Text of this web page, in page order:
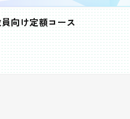
向け定額コース